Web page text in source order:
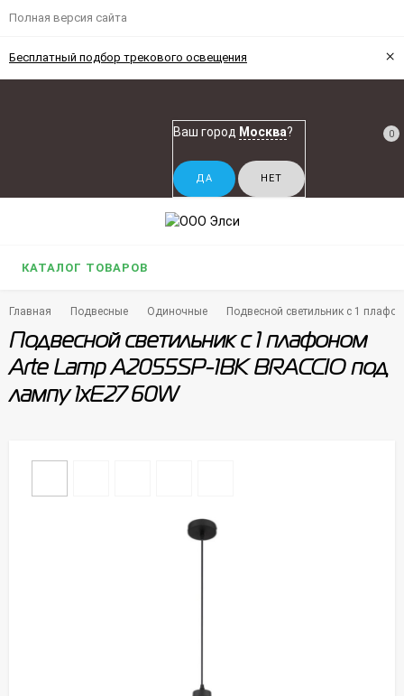
Полная версия сайта
Бесплатный подбор трекового освещения ×
Ваш город Москва? 0
КАТАЛОГ ТОВАРОВ
Главная Подвесные Одиночные Подвесной светильник с 1
Подвесной светильник с 1 плафоном
Arte Lamp A2055SP-1BK BRACCIO под
лампу 1xE27 60W